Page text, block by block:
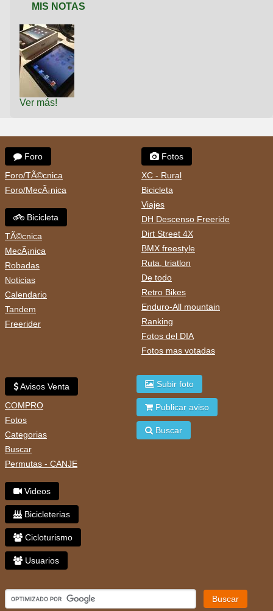
MIS NOTAS
Ver más!
Foro
Foro/TÃ©cnica
Foro/MecÃ¡nica
Bicicleta
TÃ©cnica
MecÃ¡nica
Robadas
Noticias
Calendario
Tandem
Freerider
Fotos
XC - Rural
Bicicleta
Viajes
DH Descenso Freeride
Dirt Street 4X
BMX freestyle
Ruta, triatlon
De todo
Retro Bikes
Enduro-All mountain
Ranking
Fotos del DIA
Fotos mas votadas
Avisos Venta
COMPRO
Fotos
Categorias
Buscar
Permutas - CANJE
Videos
Bicicleterias
Cicloturismo
Usuarios
Subir foto
Publicar aviso
Buscar
Buscar